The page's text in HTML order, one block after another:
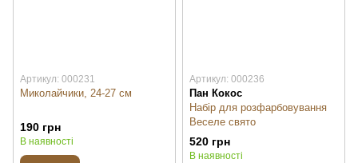
Артикул: 000231
Миколайчики, 24-27 см
190 грн
В наявності
Артикул: 000236
Пан Кокос
Набір для розфарбовування
Веселе свято
520 грн
В наявності